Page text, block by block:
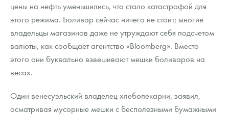
цены на нефть уменьшились, что стало катастрофой для
этого режима. Боливар сейчас ничего не стоит; многие
владельцы магазинов даже не утруждают себя подсчетом
валюты, как сообщает агентство «Bloomberg». Вместо
этого они буквально взвешивают мешки боливаров на
весах.
Один венесуэльский владелец хлебопекарни, заявил,
осматривая мусорные мешки с бесполезными бумажными